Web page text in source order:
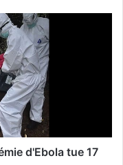
d'Ebola tue 17